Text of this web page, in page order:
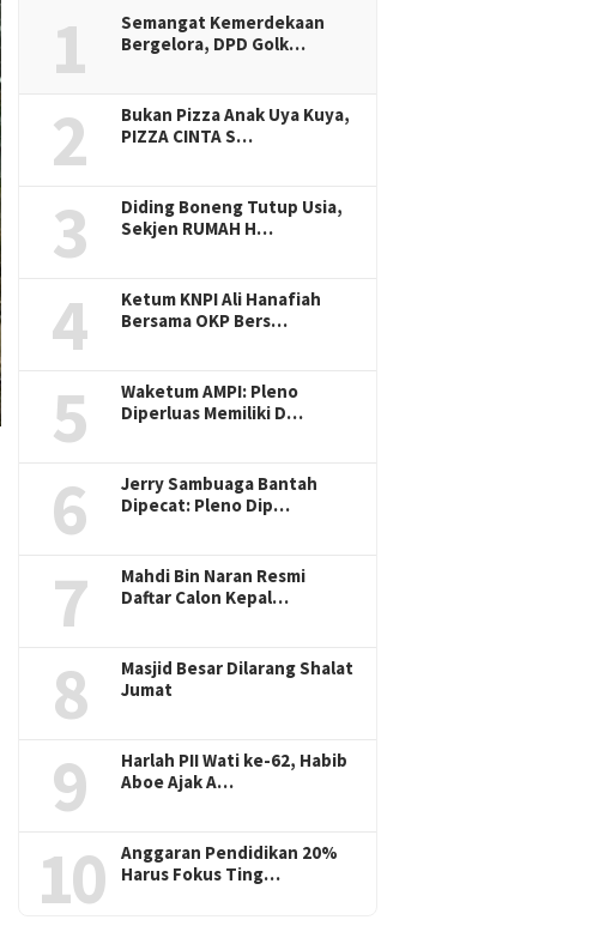
1
Semangat Kemerdekaan
Bergelora, DPD Golk…
2
Bukan Pizza Anak Uya Kuya,
PIZZA CINTA S…
3
Diding Boneng Tutup Usia,
Sekjen RUMAH H…
4
Ketum KNPI Ali Hanafiah
Bersama OKP Bers…
5
Waketum AMPI: Pleno
Diperluas Memiliki D…
6
Jerry Sambuaga Bantah
Dipecat: Pleno Dip…
7
Mahdi Bin Naran Resmi
Daftar Calon Kepal…
8
Masjid Besar Dilarang Shalat
Jumat
9
Harlah PII Wati ke-62, Habib
Aboe Ajak A…
10
Anggaran Pendidikan 20%
Harus Fokus Ting…